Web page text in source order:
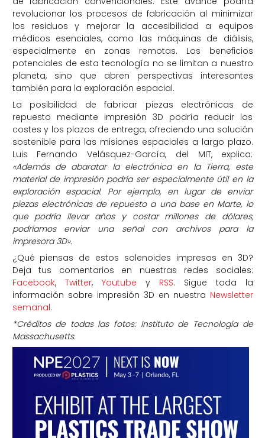
revolucionar los procesos de fabricación al minimizar
los residuos y mejorar la accesibilidad a equipos
médicos esenciales, como las máquinas de diálisis,
especialmente en zonas remotas. Los beneficios
potenciales de esta tecnología no se limitan a nuestro
planeta, sino que abren perspectivas interesantes
también para la exploración espacial.
La posibilidad de fabricar piezas electrónicas de
repuesto mediante impresión 3D podría reducir los
costes y los plazos de entrega, ofreciendo una solución
sostenible para las misiones espaciales a largo plazo.
Luis Fernando Velásquez-García, del MIT, explica:
«Además de abaratar la electrónica en la Tierra, este
material de impresión podría ser especialmente útil en la
exploración espacial. Por ejemplo, en lugar de enviar
piezas electrónicas de repuesto a una base en Marte, lo
que podría llevar años y costar millones de dólares,
podríamos enviar una señal con archivos para la
impresora 3D».
¿Qué piensas de estos solenoides impresos en 3D?
Deja tus comentarios en nuestras redes sociales:
Facebook, Twitter, Youtube y RSS. Sigue toda la
información sobre impresión 3D en nuestra Newsletter
semanal.
*Créditos de todas las fotos: Instituto de Tecnología de
Massachusetts.